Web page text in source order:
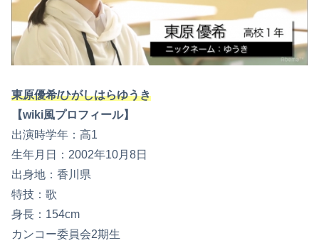
東原優希/ひがしはらゆうき
【wiki風プロフィール】
出演時学年：高1
生年月日：2002年10月8日
出身地：香川県
特技：歌
身長：154cm
カンコー委員会2期生